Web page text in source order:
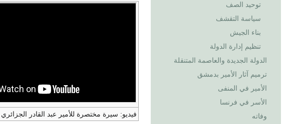
توحيد الصف
سياسة التقشف
بناء الجيش
تنظيم إدارة الدولة
الدولة الجديدة والعاصمة المتنقلة
ترميم آثار الأمير بدمشق
الأمير في المنفى
الأسر في فرنسا
وفاته
فيديو: سيرة مختصرة للأمير عبد القادر الجزائري